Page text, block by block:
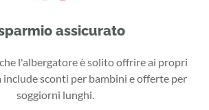
assicurato
l'albergatore è solito offrire ai propri
include sconti per bambini e offerte per
soggiorni lunghi.